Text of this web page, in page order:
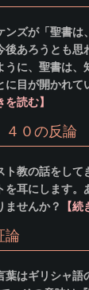
ンズが「聖書は
後あろうとも思
うに、聖書は、
に目が開かれ
を読む】
４０の反論
ト教の話をして
を耳にします
ませんか？
【続
論
葉はギリシャ